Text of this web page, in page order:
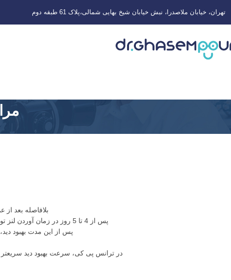
تهران، خیابان ملاصدرا، نبش خیابان شیخ بهایی شمالی،پلاک 61 طبقه دوم
بلافاصله بعد از عمل میزان دیدی
پس از 4 تا 5 روز در زمان آوردن لنز توسط پزشک، دیدتان اندکی کمتر و به حدود 30 تا 50 درصد میزان دید با عینک قبل از عمل خواهد رسید.
پس از این مدت بهبود دید، سیر طبیعی
در ترانس پی کی، سرعت بهبود دید سریعتر بوده و دید حدودا ظرف 2 هفته تا یک ماه به 90 درصد